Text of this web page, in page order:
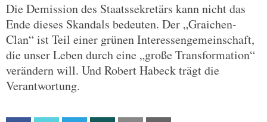
Die Demission des Staatssekretärs kann nicht das
Ende dieses Skandals bedeuten. Der „Graichen-
Clan“ ist Teil einer grünen Interessengemeinschaft,
die unser Leben durch eine „große Transformation“
verändern will. Und Robert Habeck trägt die
Verantwortung.